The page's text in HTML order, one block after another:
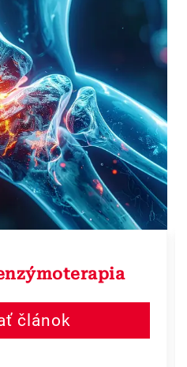
článok